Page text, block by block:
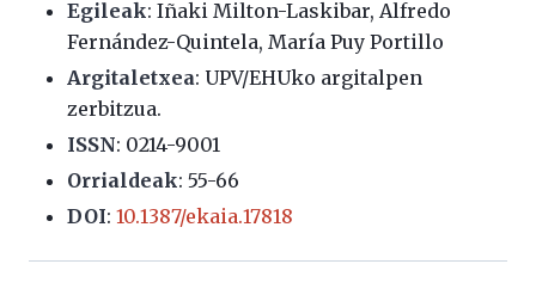
Egileak: Iñaki Milton-Laskibar, Alfredo
Fernández-Quintela, María Puy Portillo
Argitaletxea: UPV/EHUko argitalpen
zerbitzua.
ISSN: 0214-9001
Orrialdeak: 55-66
DOI: 10.1387/ekaia.17818